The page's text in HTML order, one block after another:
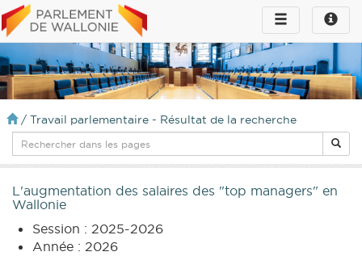
Toggle
infos
Toggle
navigation
/ Travail parlementaire - Résultat de la recherche
L'augmentation des salaires des "top managers" en
Wallonie
Session : 2025-2026
Année : 2026